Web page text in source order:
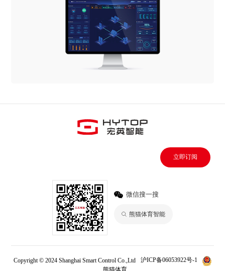
立即订阅
微信搜一搜
熊猫体育智能
Copyright © 2024 Shanghai Smart Control Co.,Ltd
沪ICP备06053922号-1
熊猫体育